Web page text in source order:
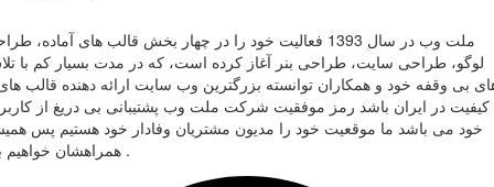
ملت وب در سال 1393 فعالیت خود را در چهار بخش قالب های آماده،
لوگو، طراحی سایت، طراحی بنر آغاز کرده است، که در مدت بسیار کم با
بی وقفه خود و همکاران توانسته بزرگترین وب سایت ارائه دهنده قالب
کیفیت در ایران باشد رمز موفقیت شرکت ملت وب پشتیبانی بی دریغ از
خود می باشد ما موقعیت خود را مدیون مشتریان وفادار خود هستیم پس
همراهشان خواهیم بود .